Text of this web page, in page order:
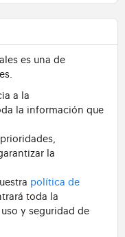
es una de
a la
la información que
la
política de
toda la
y seguridad de